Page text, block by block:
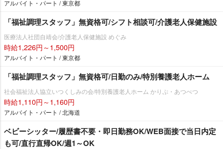
アルバイト・パート / 東京都
「福祉調理スタッフ」無資格可/シフト相談可/介護老人保健施設
医療法人社団自靖会/介護老人保健施設 めぐみ
時給1,226円～1,500円
アルバイト・パート / 東京都
「福祉調理スタッフ」無資格可/日勤のみ/特別養護老人ホーム
社会福祉法人協立いつくしみの会/特別養護老人ホーム かりぷ・あつべつ
時給1,110円～1,160円
アルバイト・パート / 北海道
ベビーシッター/履歴書不要・即日勤務OK/WEB面接で当日内定
も可/直行直帰OK/週1～OK